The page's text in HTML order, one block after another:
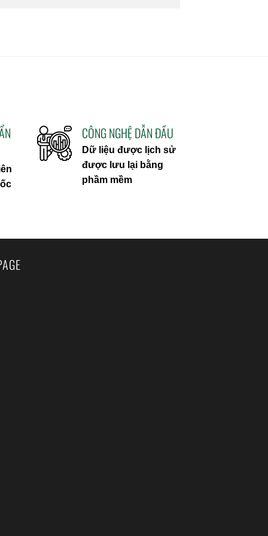
CÔNG NGHỆ DẪN ĐẦU
Dữ liệu được lịch sử
được lưu lại bằng
phầm mềm